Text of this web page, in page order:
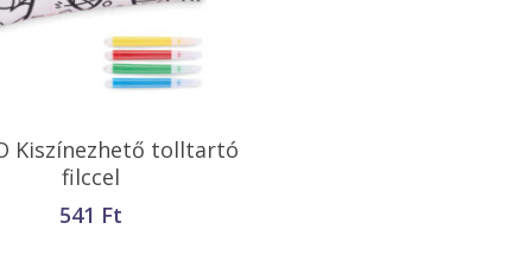
Opciók Választása
Kiszínezhető tolltartó
filccel
541 Ft